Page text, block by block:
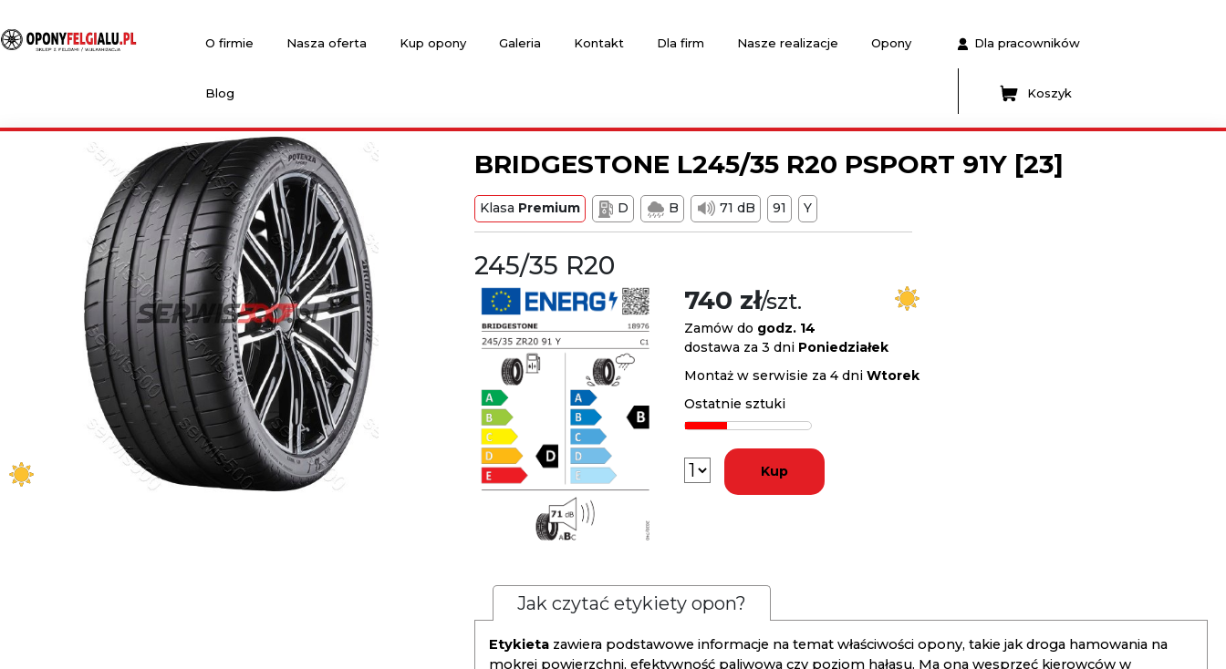
O firmie Nasza oferta Kup opony Galeria Kontakt Dla firm Nasze realizacje Opony
Blog
Dla pracowników
Koszyk
BRIDGESTONE L245/35 R20 PSPORT 91Y [23]
Klasa Premium D B 71 dB 91 Y
245/35 R20
740 zł/szt.
Zamów do godz. 14
dostawa za 3 dni Poniedziałek
Montaż w serwisie za 4 dni Wtorek
Ostatnie sztuki
Kup
Jak czytać etykiety opon?
Etykieta zawiera podstawowe informacje na temat właściwości opony, takie jak droga hamowania na
mokrej powierzchni, efektywność paliwowa czy poziom hałasu. Ma ona wesprzeć kierowców w